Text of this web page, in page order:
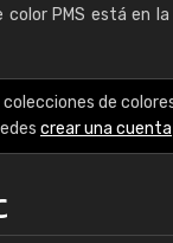
color PMS está en
de
crear una cuenta